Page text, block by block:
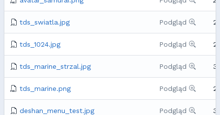
tds_swiatla.jpg Podgląd
tds_1024.jpg Podgląd
tds_marine_strzal.jpg Podgląd
tds_marine.png Podgląd
deshan_menu_test.jpg Podgląd